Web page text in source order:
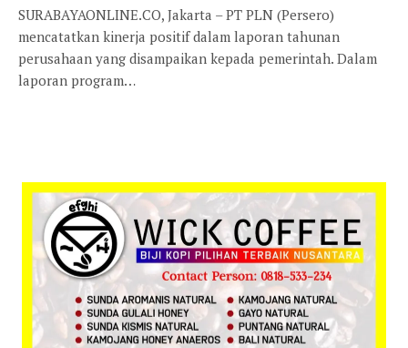
SURABAYAONLINE.CO, Jakarta – PT PLN (Persero)
mencatatkan kinerja positif dalam laporan tahunan
perusahaan yang disampaikan kepada pemerintah. Dalam
laporan program…